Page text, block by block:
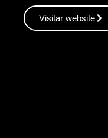
Visitar website